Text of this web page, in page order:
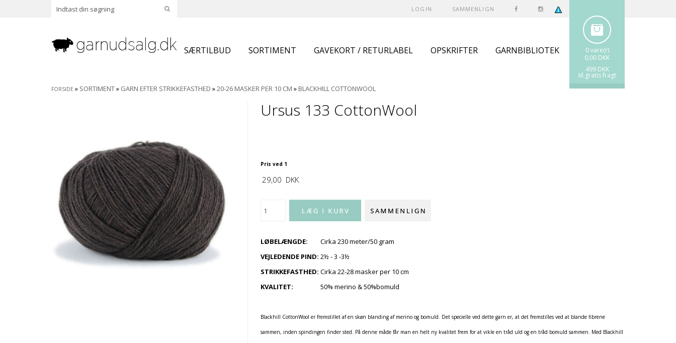
LOGIN SAMMENLIGN
0 vare(r)
0,00 DKK
499 DKK
til gratis fragt
SÆRTILBUD SORTIMENT GAVEKORT / RETURLABEL OPSKRIFTER GARNBIBLIOTEK
FORSIDE » SORTIMENT» GARN EFTER STRIKKEFASTHED »20-26 MASKER PER 10 CM » BLACKHILL COTTONWOOL
Ursus 133 CottonWool
Pris ved 1
29,00 DKK
LØBELÆNGDE:
VEJLEDENDE PIND:
STRIKKEFASTHED:
KVALITET:
Cirka 230 meter/50 gram
2½ - 3 -3½
Cirka 22-28 masker per 10 cm
50% merino & 50%bomuld
Blackhill CottonWool er fremstillet af en skøn blanding af merino og bomuld. Det specielle ved dette garn er, at det fremstilles ved at blande fibrene
sammen, inden spindingen finder sted. På denne måde får man en helt ny kvalitet frem for at vikle en tråd uld og en tråd bomuld sammen. Med Blackhill